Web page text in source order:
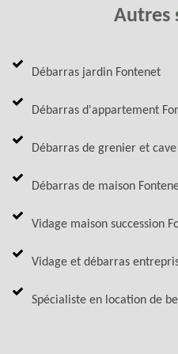
Autres
Débarras jardin Fontenet
Débarras d'appartement
Débarras de grenier et
Débarras de maison
Vidage maison succession
Vidage et débarras
Spécialiste en location de